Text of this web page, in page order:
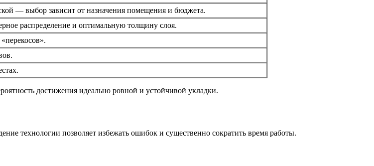
— выбор зависит от назначения помещения и бюджета.
распределение и оптимальную толщину слоя.
достижения идеально ровной и устойчивой укладки.
технологии позволяет избежать ошибок и существенно сократить время работы.